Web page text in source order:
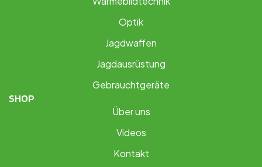
Optik
Jagdwaffen
Jagdausrüstung
Gebrauchtgeräte
SHOP
Über uns
Videos
Kontakt